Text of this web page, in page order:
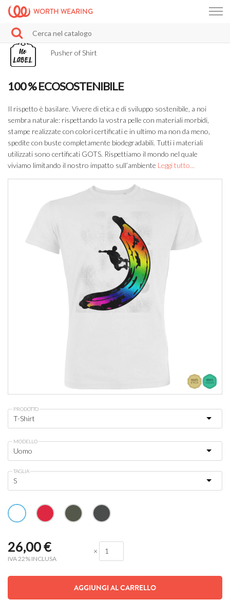
WORTH WEARING
Pusher of Shirt
100 % ECOSOSTENIBILE
Il rispetto è basilare. Vivere di etica e di sviluppo sostenibile, a noi
sembra naturale: rispettando la vostra pelle con materiali morbidi,
stampe realizzate con colori certificati e in ultimo ma non da meno,
spedite con buste completamente biodegradabili. Tutti i materiali
utilizzati sono certificati GOTS. Rispettiamo il mondo nel quale
viviamo limitando il nostro impatto sull’ambiente Leggi tutto...
PRODOTTO
MODELLO
TAGLIA
26,00€
IVA 22% INCLUSA
×
AGGIUNGI AL CARRELLO